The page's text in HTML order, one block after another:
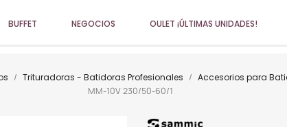
BUFFET NEGOCIOS OULET ¡ÚLTIMAS UNIDADES!
Trituradoras - Batidoras Profesionales Accesorios para
MM-10V 230/50-60/1